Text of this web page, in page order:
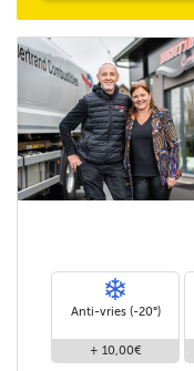
Anti-vries (-20°)
+ 10,00€